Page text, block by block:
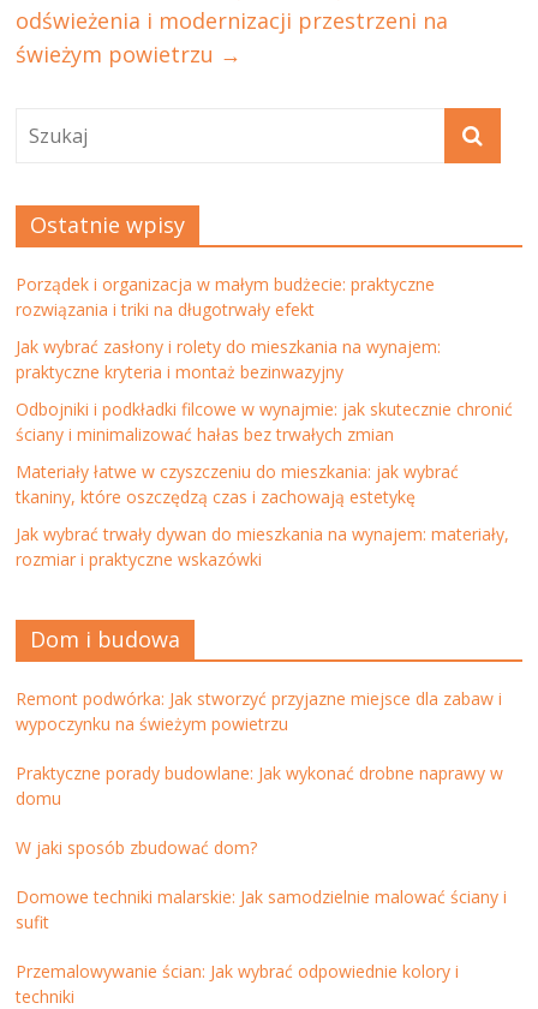
odświeżenia i modernizacji przestrzeni na
świeżym powietrzu →
Ostatnie wpisy
Porządek i organizacja w małym budżecie: praktyczne
rozwiązania i triki na długotrwały efekt
Jak wybrać zasłony i rolety do mieszkania na wynajem:
praktyczne kryteria i montaż bezinwazyjny
Odbojniki i podkładki filcowe w wynajmie: jak skutecznie chronić
ściany i minimalizować hałas bez trwałych zmian
Materiały łatwe w czyszczeniu do mieszkania: jak wybrać
tkaniny, które oszczędzą czas i zachowają estetykę
Jak wybrać trwały dywan do mieszkania na wynajem: materiały,
rozmiar i praktyczne wskazówki
Dom i budowa
Remont podwórka: Jak stworzyć przyjazne miejsce dla zabaw i
wypoczynku na świeżym powietrzu
Praktyczne porady budowlane: Jak wykonać drobne naprawy w
domu
W jaki sposób zbudować dom?
Domowe techniki malarskie: Jak samodzielnie malować ściany i
sufit
Przemalowywanie ścian: Jak wybrać odpowiednie kolory i
techniki